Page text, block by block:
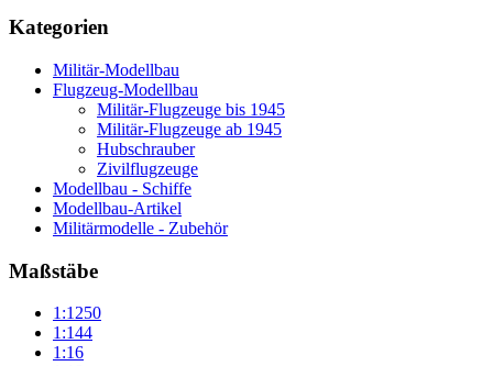
Kategorien
Militär-Modellbau
Flugzeug-Modellbau
Militär-Flugzeuge bis 1945
Militär-Flugzeuge ab 1945
Hubschrauber
Zivilflugzeuge
Modellbau - Schiffe
Modellbau-Artikel
Militärmodelle - Zubehör
Maßstäbe
1:1250
1:144
1:16